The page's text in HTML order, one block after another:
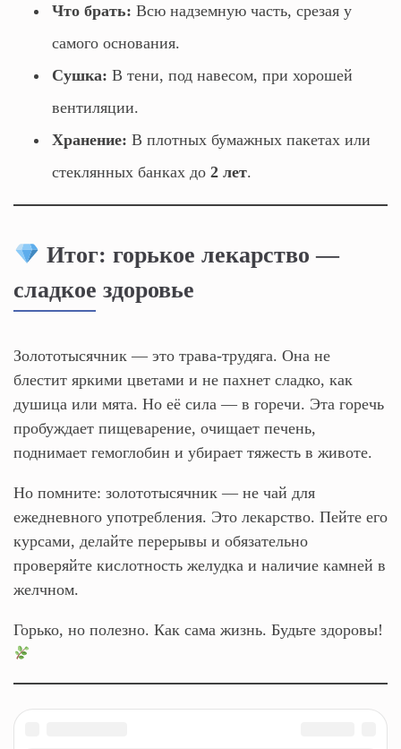
Что брать: Всю надземную часть, срезая у
самого основания.
Сушка: В тени, под навесом, при хорошей
вентиляции.
Хранение: В плотных бумажных пакетах или
стеклянных банках до 2 лет.
Итог: горькое лекарство —
сладкое здоровье
Золототысячник — это трава-трудяга. Она не
блестит яркими цветами и не пахнет сладко, как
душица или мята. Но её сила — в горечи. Эта горечь
пробуждает пищеварение, очищает печень,
поднимает гемоглобин и убирает тяжесть в животе.
Но помните: золототысячник — не чай для
ежедневного употребления. Это лекарство. Пейте его
курсами, делайте перерывы и обязательно
проверяйте кислотность желудка и наличие камней в
желчном.
Горько, но полезно. Как сама жизнь. Будьте здоровы!